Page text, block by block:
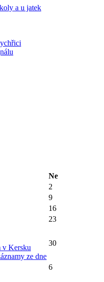
a u jatek
Ne
2
9
16
23
v Kersku
ze dne
30
6